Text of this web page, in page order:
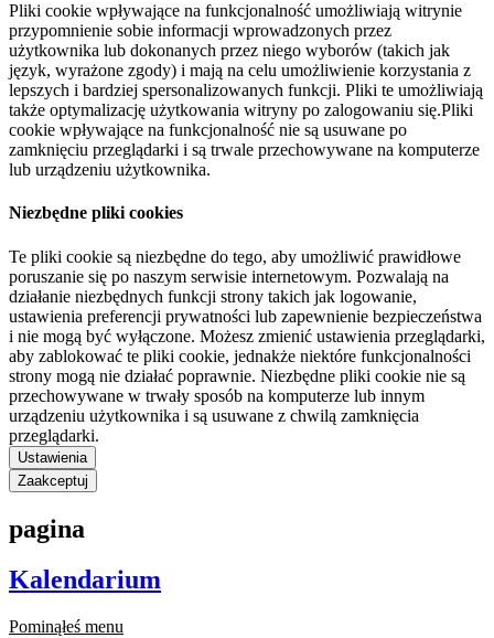
Pliki cookie wpływające na funkcjonalność umożliwiają witrynie
przypomnienie sobie informacji wprowadzonych przez
użytkownika lub dokonanych przez niego wyborów (takich jak
język, wyrażone zgody) i mają na celu umożliwienie korzystania z
lepszych i bardziej spersonalizowanych funkcji. Pliki te umożliwiają
także optymalizację użytkowania witryny po zalogowaniu się.Pliki
cookie wpływające na funkcjonalność nie są usuwane po
zamknięciu przeglądarki i są trwale przechowywane na komputerze
lub urządzeniu użytkownika.
Niezbędne pliki cookies
Te pliki cookie są niezbędne do tego, aby umożliwić prawidłowe
poruszanie się po naszym serwisie internetowym. Pozwalają na
działanie niezbędnych funkcji strony takich jak logowanie,
ustawienia preferencji prywatności lub zapewnienie bezpieczeństwa
i nie mogą być wyłączone. Możesz zmienić ustawienia przeglądarki,
aby zablokować te pliki cookie, jednakże niektóre funkcjonalności
strony mogą nie działać poprawnie. Niezbędne pliki cookie nie są
przechowywane w trwały sposób na komputerze lub innym
urządzeniu użytkownika i są usuwane z chwilą zamknięcia
przeglądarki.
Ustawienia
Zaakceptuj
pagina
Kalendarium
Pominąłeś menu